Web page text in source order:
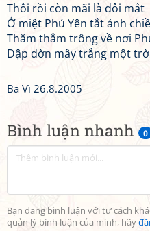
Bình luận nhanh 0
Bạn đang bình luận với tư cách
quản lý bình luận của mình, hãy
Thôi rồi còn mãi là đôi mắt
Ở miệt Phú Yên tắt ánh
Thăm thẳm trông về nơi
Dập dờn mây trắng một
Ba Vì 26.8.2005